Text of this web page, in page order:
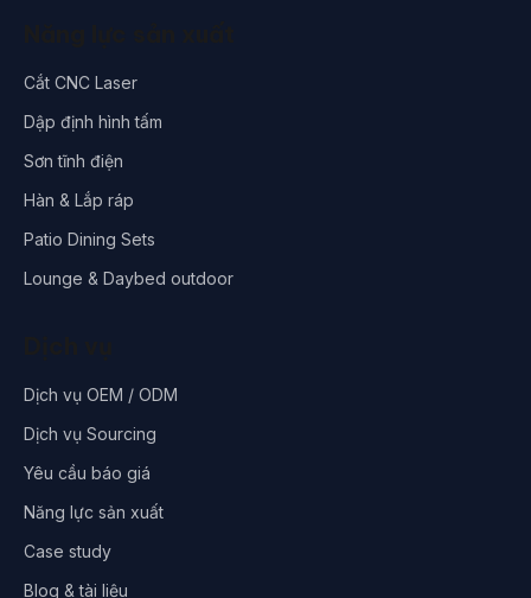
Cắt CNC Laser
Dập định hình tấm
Sơn tĩnh điện
Hàn & Lắp ráp
Patio Dining Sets
Lounge & Daybed outdoor
Dịch vụ OEM / ODM
Dịch vụ Sourcing
Yêu cầu báo giá
Năng lực sản xuất
Case study
Blog & tài liệu